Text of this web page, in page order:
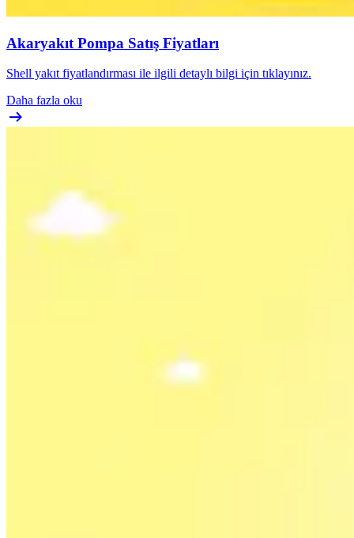
Akaryakıt Pompa Satış Fiyatları
Shell yakıt fiyatlandırması ile ilgili detaylı bilgi için tıklayınız.
Daha fazla oku